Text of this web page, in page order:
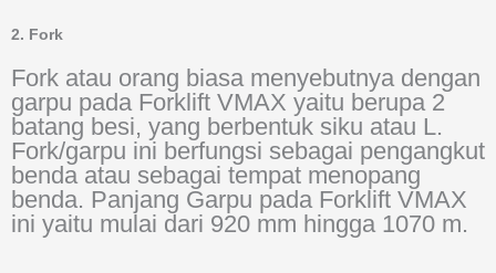
2. Fork
Fork atau orang biasa menyebutnya dengan
garpu pada Forklift VMAX yaitu berupa 2
batang besi, yang berbentuk siku atau L.
Fork/garpu ini berfungsi sebagai pengangkut
benda atau sebagai tempat menopang
benda. Panjang Garpu pada Forklift VMAX
ini yaitu mulai dari 920 mm hingga 1070 m.